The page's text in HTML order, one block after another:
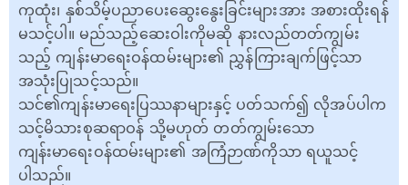
ကုထုံး၊ နှစ်သိမ့်ပညာပေးဆွေးနွေးခြင်းများအား အစားထိုးရန်
မသင့်ပါ။ မည်သည့်ဆေးဝါးကိုမဆို နားလည်တတ်ကျွမ်း
သည့် ကျန်းမာရေးဝန်ထမ်းများ၏ ညွှန်ကြားချက်ဖြင့်သာ
အသုံးပြုသင့်သည်။
သင်၏ကျန်းမာရေးပြဿနာများနှင့် ပတ်သက်၍ လိုအပ်ပါက
သင့်မိသားစုဆရာဝန် သို့မဟုတ် တတ်ကျွမ်းသော
ကျန်းမာရေးဝန်ထမ်းများ၏ အကြံဉာဏ်ကိုသာ ရယူသင့်
ပါသည်။